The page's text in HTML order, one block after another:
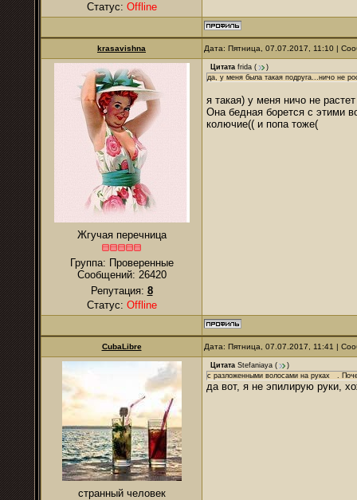
Статус: Offline
krasavishna Дата: Пятница, 07.07.2017, 11:10 |
Жгучая перечница
Группа: Проверенные
Сообщений: 26420
Репутация: 8
Статус: Offline
Цитата frida (
)
да, у меня была такая подруга...ничо не
я такая) у меня ничо не
Она бедная борется с этими
колючие(( и попа тоже(
CubaLibre Дата: Пятница, 07.07.2017, 11:41 |
странный человек
Цитата Stefaniaya (
)
с разложенными волосами на руках .
да вот, я не эпилирую руки,